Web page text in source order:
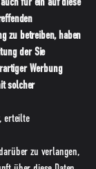
für ein auf diese
zu betreiben, haben
der Sie
Werbung
solcher
erteilte
zu verlangen,